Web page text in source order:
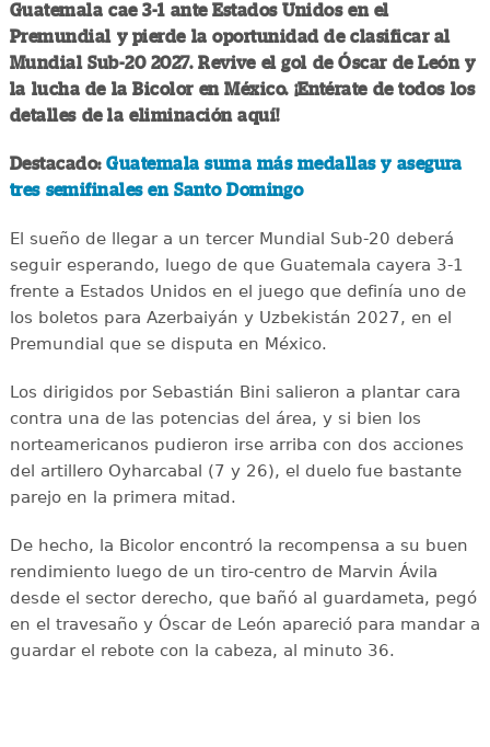
Guatemala cae 3-1 ante Estados Unidos en el
Premundial y pierde la oportunidad de clasificar al
Mundial Sub-20 2027. Revive el gol de Óscar de León y
la lucha de la Bicolor en México. ¡Entérate de todos los
detalles de la eliminación aquí!
Destacado:Guatemala suma más medallas y asegura
tres semifinales en Santo Domingo
El sueño de llegar a un tercer Mundial Sub-20 deberá
seguir esperando, luego de que Guatemala cayera 3-1
frente a Estados Unidos en el juego que definía uno de
los boletos para Azerbaiyán y Uzbekistán 2027, en el
Premundial que se disputa en México.
Los dirigidos por Sebastián Bini salieron a plantar cara
contra una de las potencias del área, y si bien los
norteamericanos pudieron irse arriba con dos acciones
del artillero Oyharcabal (7 y 26), el duelo fue bastante
parejo en la primera mitad.
De hecho, la Bicolor encontró la recompensa a su buen
rendimiento luego de un tiro-centro de Marvin Ávila
desde el sector derecho, que bañó al guardameta, pegó
en el travesaño y Óscar de León apareció para mandar a
guardar el rebote con la cabeza, al minuto 36.